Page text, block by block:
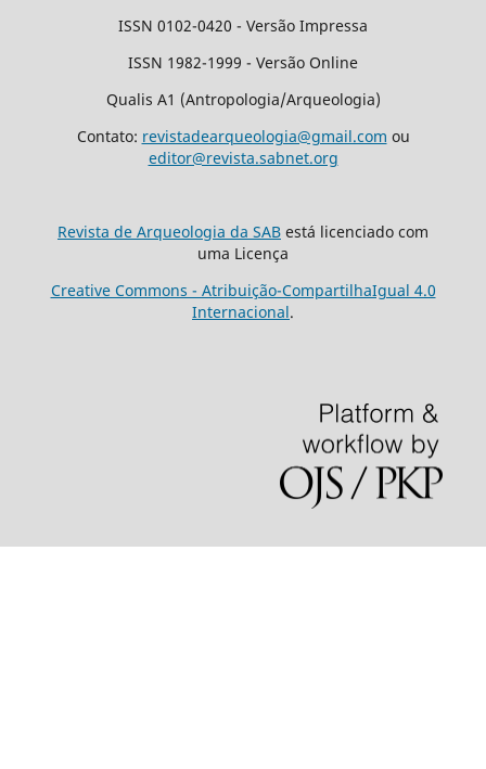
ISSN 0102-0420 - Versão Impressa
ISSN 1982-1999 - Versão Online
Qualis A1 (Antropologia/Arqueologia)
Contato: revistadearqueologia@gmail.com ou
editor@revista.sabnet.org
Revista de Arqueologia da SAB está licenciado com
uma Licença
Creative Commons - Atribuição-CompartilhaIgual 4.0
Internacional.